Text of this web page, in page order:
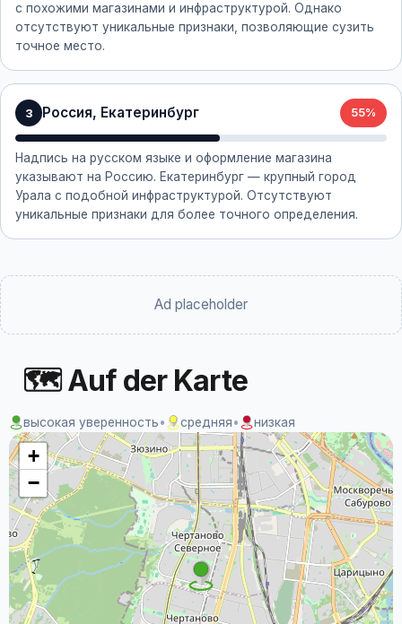
с похожими магазинами и инфраструктурой. Однако
отсутствуют уникальные признаки, позволяющие сузить
точное место.
3 Россия, Екатеринбург 55%
Надпись на русском языке и оформление магазина
указывают на Россию. Екатеринбург — крупный город
Урала с подобной инфраструктурой. Отсутствуют
уникальные признаки для более точного определения.
Ad placeholder
🗺 Auf der Karte
высокая уверенность• средняя• низкая
+
−